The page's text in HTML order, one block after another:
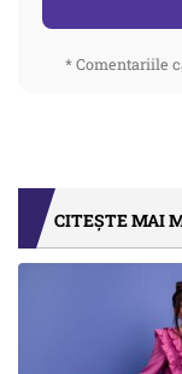
* Comentariile
CITEȘTE MAI